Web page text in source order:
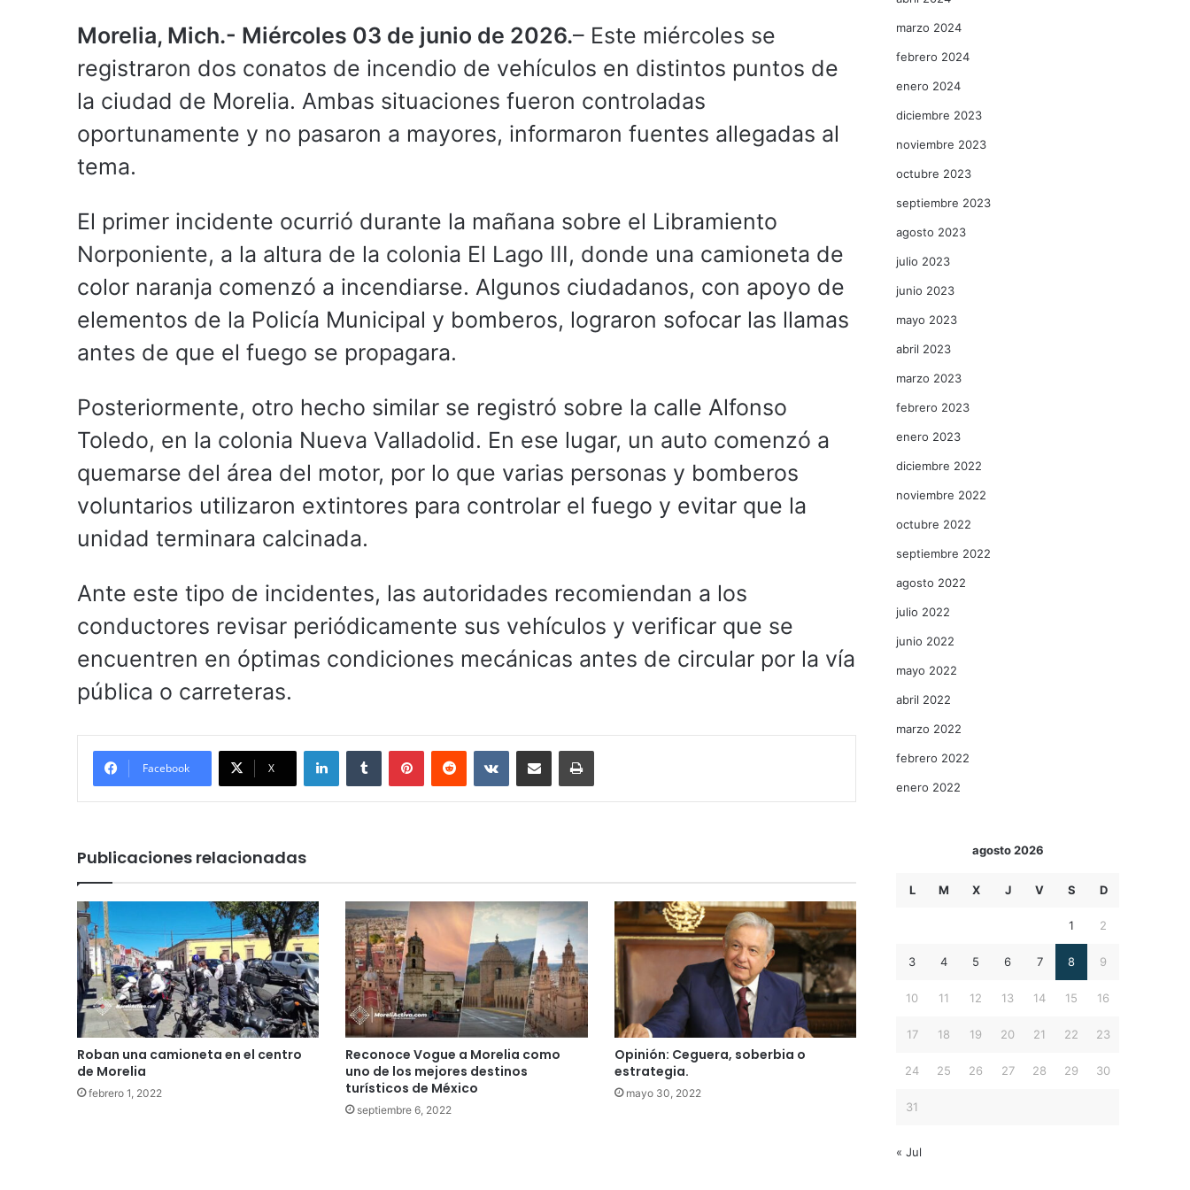
Morelia, Mich.- Miércoles 03 de junio de 2026.– Este miércoles se
registraron dos conatos de incendio de vehículos en distintos puntos de
la ciudad de Morelia. Ambas situaciones fueron controladas
oportunamente y no pasaron a mayores, informaron fuentes allegadas al
tema.
El primer incidente ocurrió durante la mañana sobre el Libramiento
Norponiente, a la altura de la colonia El Lago III, donde una camioneta de
color naranja comenzó a incendiarse. Algunos ciudadanos, con apoyo de
elementos de la Policía Municipal y bomberos, lograron sofocar las llamas
antes de que el fuego se propagara.
Posteriormente, otro hecho similar se registró sobre la calle Alfonso
Toledo, en la colonia Nueva Valladolid. En ese lugar, un auto comenzó a
quemarse del área del motor, por lo que varias personas y bomberos
voluntarios utilizaron extintores para controlar el fuego y evitar que la
unidad terminara calcinada.
Ante este tipo de incidentes, las autoridades recomiendan a los
conductores revisar periódicamente sus vehículos y verificar que se
encuentren en óptimas condiciones mecánicas antes de circular por la vía
pública o carreteras.
Facebook X
LinkedInTumblr PinterestReddit VKontakteCompartir por correo electrónicoImprimir
Publicaciones relacionadas
Roban una camioneta en el centro
de Morelia
febrero 1, 2022
Reconoce Vogue a Morelia como
uno de los mejores destinos
turísticos de México
septiembre 6, 2022
Opinión: Ceguera, soberbia o
estrategia.
mayo 30, 2022
marzo 2024
febrero 2024
enero 2024
diciembre 2023
noviembre 2023
octubre 2023
septiembre 2023
agosto 2023
julio 2023
junio 2023
mayo 2023
abril 2023
marzo 2023
febrero 2023
enero 2023
diciembre 2022
noviembre 2022
octubre 2022
septiembre 2022
agosto 2022
julio 2022
junio 2022
mayo 2022
abril 2022
marzo 2022
febrero 2022
enero 2022
agosto 2026
L M X J V S D
1 2
3 4 5 6 7 8 9
10 11 12 13 14 15 16
17 18 19 20 21 22 23
24 25 26 27 28 29 30
31
« Jul